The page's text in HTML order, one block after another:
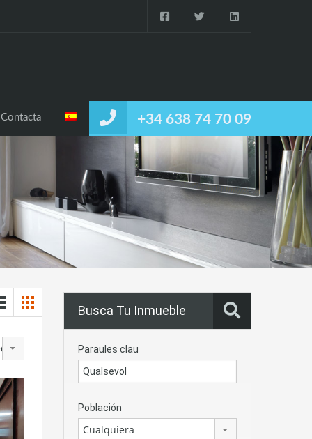
+34 638 74 70 09
Contacta
Busca Tu Inmueble
Paraules clau
Población
Cualquiera